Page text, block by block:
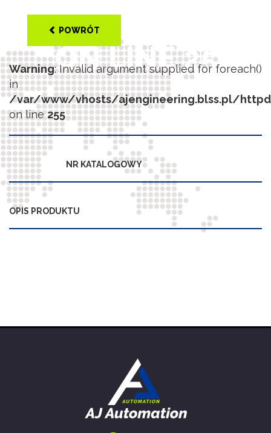
/VAR/WWW/
ON LINE25
POWRÓT
Warning: Invalid argument supplied for foreach()
in
/var/www/vhosts/ajengineering.blss.pl/
on line255
NR KATALOGOWY
OPIS PRODUKTU